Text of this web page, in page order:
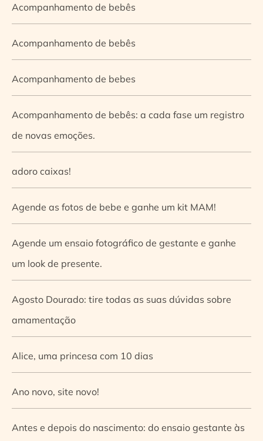
Acompanhamento de bebês
Acompanhamento de bebês
Acompanhamento de bebes
Acompanhamento de bebês: a cada fase um registro
de novas emoções.
adoro caixas!
Agende as fotos de bebe e ganhe um kit MAM!
Agende um ensaio fotográfico de gestante e ganhe
um look de presente.
Agosto Dourado: tire todas as suas dúvidas sobre
amamentação
Alice, uma princesa com 10 dias
Ano novo, site novo!
Antes e depois do nascimento: do ensaio gestante às